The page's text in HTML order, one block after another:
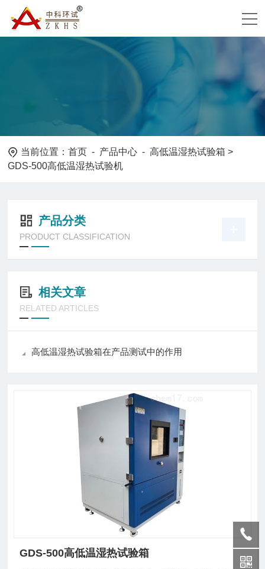
当前位置：首页 - 产品中心 -高低温湿热试验箱 >
GDS-500高低温湿热试验机
产品分类
PRODUCT CLASSIFICATION
相关文章
RELATED ARTICLES
高低温湿热试验箱在产品测试中的作用
GDS-500高低温湿热试验箱